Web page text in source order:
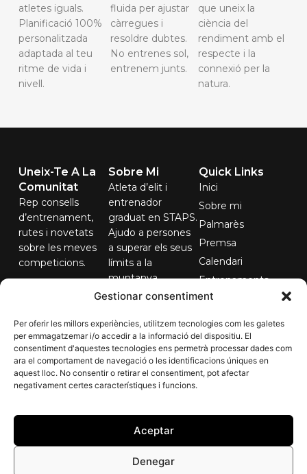
Gestionar consentiment
Per oferir les millors experiències, utilitzem tecnologies com les galetes
per emmagatzemar i/o accedir a la informació del dispositiu. El
consentiment d'aquestes tecnologies ens permetrà processar dades com
ara el comportament de navegació o les identificacions úniques en
aquest lloc. No consentir o retirar el consentiment, pot afectar
negativament certes característiques i funcions.
Aceptar
Denegar
atletes iguals.
Planificació 100%
personalitzada
adaptada al teu
ritme de vida i
nivell.
fluida per ajustar
càrregues i
resoldre dubtes.
No entrenes sol,
entrenem junts.
que uneix la
ciència del
rendiment amb el
respecte i la
connexió per la
natura.
Sobre Mi
Atleta d’elit i
entrenador
graduat en STAPS.
Ajudo a persones
a superar els seus
límits a la
muntanya.
Quick Links
Inici
Sobre mi
Palmarès
Premsa
Calendari
Entrenaments
Contacte
Uneix-Te A La
Comunitat
Rep consells
d’entrenament,
rutes i novetats
sobre les meves
competicions.
Subscriure'm